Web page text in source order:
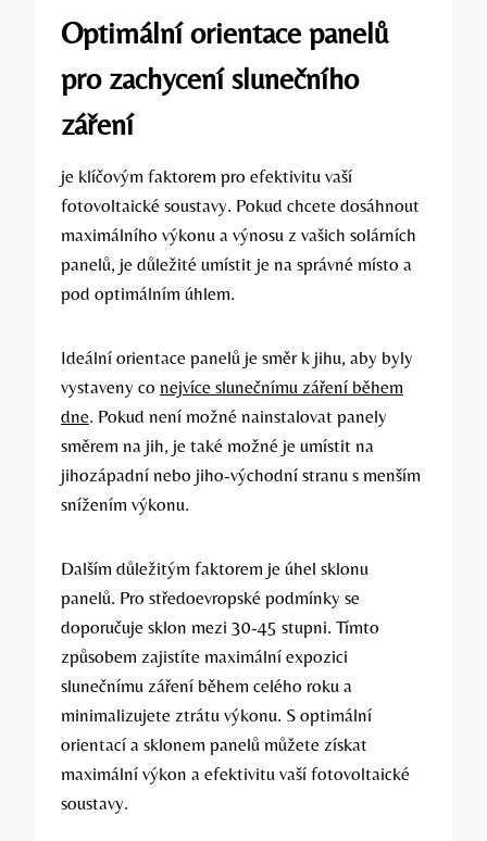
Optimální orientace panelů
pro zachycení slunečního
záření
je klíčovým faktorem pro efektivitu vaší
fotovoltaické soustavy. Pokud chcete dosáhnout
maximálního výkonu a výnosu z vašich solárních
panelů, je důležité umístit je na správné místo a
pod optimálním úhlem.
Ideální orientace panelů je směr k jihu, aby byly
vystaveny co nejvíce slunečnímu záření během
dne. Pokud není možné nainstalovat panely
směrem na jih, je také možné je umístit na
jihozápadní nebo jiho-východní stranu s menším
snížením výkonu.
Dalším důležitým faktorem je úhel sklonu
panelů. Pro středoevropské podmínky se
doporučuje sklon mezi 30-45 stupni. Tímto
způsobem zajistíte maximální expozici
slunečnímu záření během celého roku a
minimalizujete ztrátu výkonu. S optimální
orientací a sklonem panelů můžete získat
maximální výkon a efektivitu vaší fotovoltaické
soustavy.